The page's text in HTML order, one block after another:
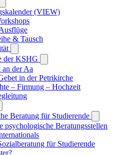
(VIEW)
& Tausch
der KSHG
an der Aa
in der Petrikirche
– Firmung – Hochzeit
Beratung für Studierende
psychologische Beratungsstellen
für Studierende